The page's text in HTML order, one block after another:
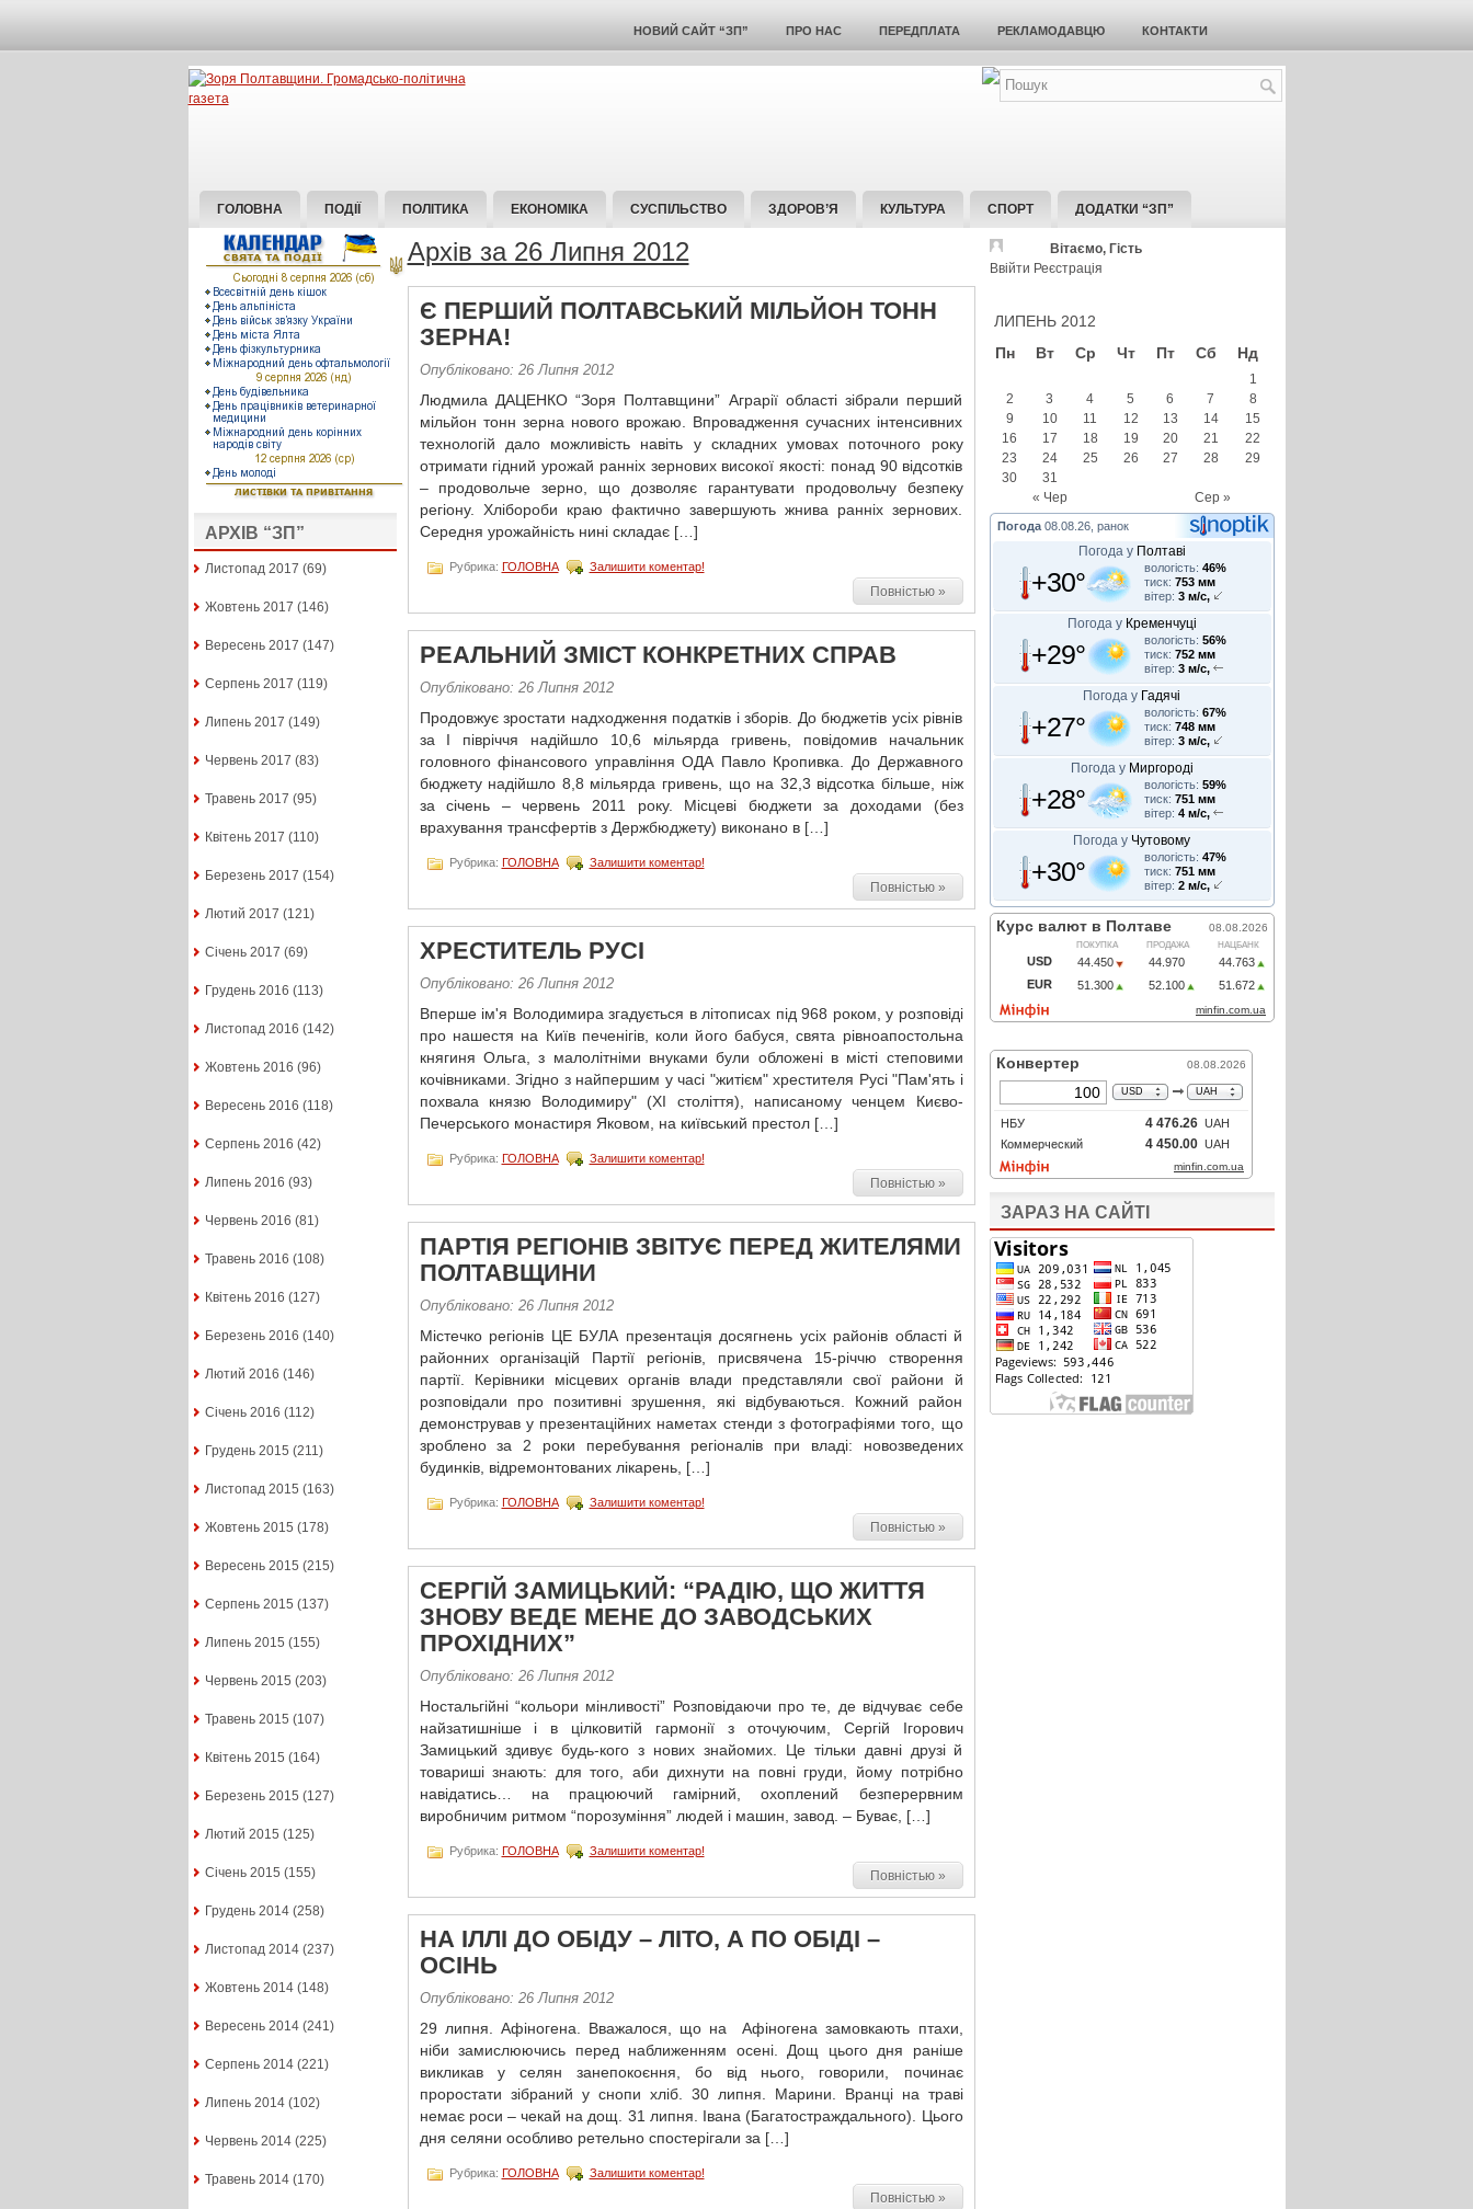
НОВИЙ САЙТ “ЗП” ПРО НАС ПЕРЕДПЛАТА РЕКЛАМОДАВЦЮ КОНТАКТИ
ГОЛОВНА ПОДІЇ ПОЛІТИКА ЕКОНОМІКА СУСПІЛЬСТВО ЗДОРОВ’Я КУЛЬТУРА СПОРТ ДОДАТКИ “ЗП”
АРХІВ “ЗП”
Листопад 2017 (69)
Жовтень 2017 (146)
Вересень 2017 (147)
Серпень 2017 (119)
Липень 2017 (149)
Червень 2017 (83)
Травень 2017 (95)
Квітень 2017 (110)
Березень 2017 (154)
Лютий 2017 (121)
Січень 2017 (69)
Грудень 2016 (113)
Листопад 2016 (142)
Жовтень 2016 (96)
Вересень 2016 (118)
Серпень 2016 (42)
Липень 2016 (93)
Червень 2016 (81)
Травень 2016 (108)
Квітень 2016 (127)
Березень 2016 (140)
Лютий 2016 (146)
Січень 2016 (112)
Грудень 2015 (211)
Листопад 2015 (163)
Жовтень 2015 (178)
Вересень 2015 (215)
Серпень 2015 (137)
Липень 2015 (155)
Червень 2015 (203)
Травень 2015 (107)
Квітень 2015 (164)
Березень 2015 (127)
Лютий 2015 (125)
Січень 2015 (155)
Грудень 2014(258)
Листопад 2014(237)
Жовтень 2014(148)
Вересень 2014(241)
Серпень 2014(221)
Липень 2014(102)
Червень 2014(225)
Травень 2014(170)
Архів за 26 Липня 2012
Є ПЕРШИЙ ПОЛТАВСЬКИЙ МІЛЬЙОН ТОНН
ЗЕРНА!
Опубліковано: 26 Липня 2012
Людмила ДАЦЕНКО “Зоря Полтавщини” Аграрії області зібрали перший
мільйон тонн зерна нового врожаю. Впровадження сучасних інтенсивних
технологій дало можливість навіть у складних умовах поточного року
отримати гідний урожай ранніх зернових високої якості: понад 90 відсотків
– продовольче зерно, що дозволяє гарантувати продовольчу безпеку
регіону. Хлібороби краю фактично завершують жнива ранніх зернових.
Середня урожайність нині складає […]
Рубрика: ГОЛОВНА Залишити коментар!
Повністью »
РЕАЛЬНИЙ ЗМІСТ КОНКРЕТНИХ СПРАВ
Опубліковано: 26 Липня 2012
Продовжує зростати надходження податків і зборів. До бюджетів усіх рівнів
за І півріччя надійшло 10,6 мільярда гривень, повідомив начальник
головного фінансового управління ОДА Павло Кропивка. До Державного
бюджету надійшло 8,8 мільярда гривень, що на 32,3 відсотка більше, ніж
за січень – червень 2011 року. Місцеві бюджети за доходами (без
врахування трансфертів з Держбюджету) виконано в […]
Рубрика: ГОЛОВНА Залишити коментар!
Повністью »
ХРЕСТИТЕЛЬ РУСІ
Опубліковано: 26 Липня 2012
Вперше ім'я Володимира згадується в літописах під 968 роком, у розповіді
про нашестя на Київ печенігів, коли його бабуся, свята рівноапостольна
княгиня Ольга, з малолітніми внуками були обложені в місті степовими
кочівниками. Згідно з найпершим у часі "житієм" хрестителя Русі "Пам'ять і
похвала князю Володимиру" (XI століття), написаному ченцем Києво-
Печерського монастиря Яковом, на київський престол […]
Рубрика: ГОЛОВНА Залишити коментар!
Повністью »
ПАРТІЯ РЕГІОНІВ ЗВІТУЄ ПЕРЕД ЖИТЕЛЯМИ
ПОЛТАВЩИНИ
Опубліковано: 26 Липня 2012
Містечко регіонів ЦЕ БУЛА презентація досягнень усіх районів області й
районних організацій Партії регіонів, присвячена 15-річчю створення
партії. Керівники місцевих органів влади представляли свої райони й
розповідали про позитивні зрушення, які відбуваються. Кожний район
демонстрував у презентаційних наметах стенди з фотографіями того, що
зроблено за 2 роки перебування регіоналів при владі: новозведених
будинків, відремонтованих лікарень, […]
Рубрика: ГОЛОВНА Залишити коментар!
Повністью »
СЕРГІЙ ЗАМИЦЬКИЙ: “РАДІЮ, ЩО ЖИТТЯ
ЗНОВУ ВЕДЕ МЕНЕ ДО ЗАВОДСЬКИХ
ПРОХІДНИХ”
Опубліковано: 26 Липня 2012
Ностальгійні “кольори мінливості” Розповідаючи про те, де відчуває себе
найзатишніше і в цілковитій гармонії з оточуючим, Сергій Ігорович
Замицький здивує будь-кого з нових знайомих. Це тільки давні друзі й
товариші знають: для того, аби дихнути на повні груди, йому потрібно
навідатись… на працюючий гамірний, охоплений безперервним
виробничим ритмом “порозуміння” людей і машин, завод. – Буває, […]
Рубрика: ГОЛОВНА Залишити коментар!
Повністью »
НА ІЛЛІ ДО ОБІДУ – ЛІТО, А ПО ОБІДІ –
ОСІНЬ
Опубліковано: 26 Липня 2012
29 липня. Афіногена. Вважалося, що на Афіногена замовкають птахи,
ніби замислюючись перед наближенням осені. Дощ цього дня раніше
викликав у селян занепокоєння, бо від нього, говорили, починає
проростати зібраний у снопи хліб. 30 липня. Марини. Вранці на траві
немає роси – чекай на дощ. 31 липня. Івана (Багатостраждального). Цього
дня селяни особливо ретельно спостерігали за […]
Рубрика: ГОЛОВНА Залишити коментар!
Повністью »
Вітаємо, Гість
Ввійти Реєстрація
ЛИПЕНЬ 2012
Пн
Вт Ср Чт Пт Сб Нд
« Чер Сер »
1
2
3 4 5 6 7
8
9
10 11 12 13 14
15
16
17 18 19 20 21
22
23
24 25 26 27 28
29
30
31
Погода 08.08.26, ранок
Погода у Полтаві
+30° вологість: 46%
тиск: 753 мм
вітер: 3 м/с,
Погода у Кременчуці
+29° вологість: 56%
тиск: 752 мм
вітер: 3 м/с,
Погода у Гадячі
+27° вологість: 67%
тиск: 748 мм
вітер: 3 м/с,
Погода у Миргороді
+28° вологість: 59%
тиск: 751 мм
вітер: 4 м/с,
Погода у Чутовому
+30° вологість: 47%
тиск: 751 мм
вітер: 2 м/с,
ЗАРАЗ НА САЙТІ